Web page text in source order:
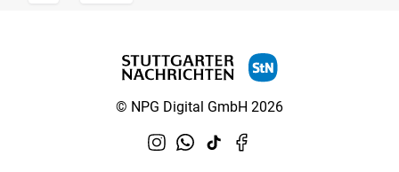
© NPG Digital GmbH 2026